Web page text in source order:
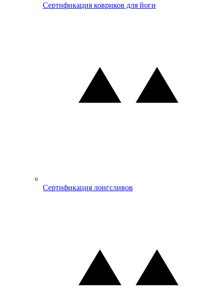
Сертификация ковриков для йоги
Сертификация лонгсливов